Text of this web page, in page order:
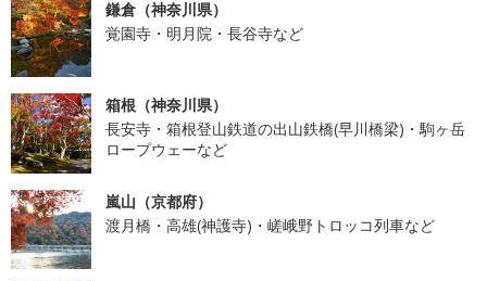
鎌倉（神奈川県）
覚園寺・明月院・長谷寺など
箱根（神奈川県）
長安寺・箱根登山鉄道の出山鉄橋(早川橋梁)・駒ヶ岳
ロープウェーなど
嵐山（京都府）
渡月橋・高雄(神護寺)・嵯峨野トロッコ列車など